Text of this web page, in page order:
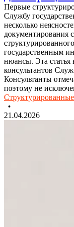
Первые
Службу
несколько
документирования
государственным
нюансы. Эта статья
консультантов
Консультанты
поэтому не
Структурированные
•
21.04.2026